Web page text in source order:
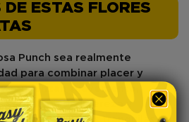
DE ESTAS FLORES
Punch sea realmente
para combinar placer y
comienzan suavemente,
de ligereza y
para veladas tranquilas o